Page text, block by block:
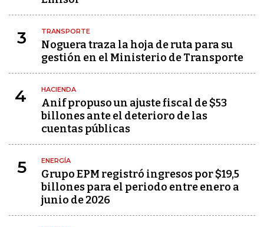
3 TRANSPORTE
Noguera traza la hoja de ruta para su
gestión en el Ministerio de Transporte
4 HACIENDA
Anif propuso un ajuste fiscal de $53
billones ante el deterioro de las
cuentas públicas
5 ENERGÍA
Grupo EPM registró ingresos por $19,5
billones para el periodo entre enero a
junio de 2026